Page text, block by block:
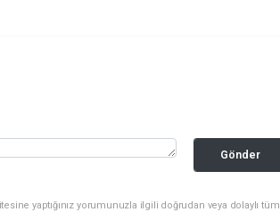
Gönder
yaptığınız yorumunuzla ilgili doğrudan veya dolaylı tüm